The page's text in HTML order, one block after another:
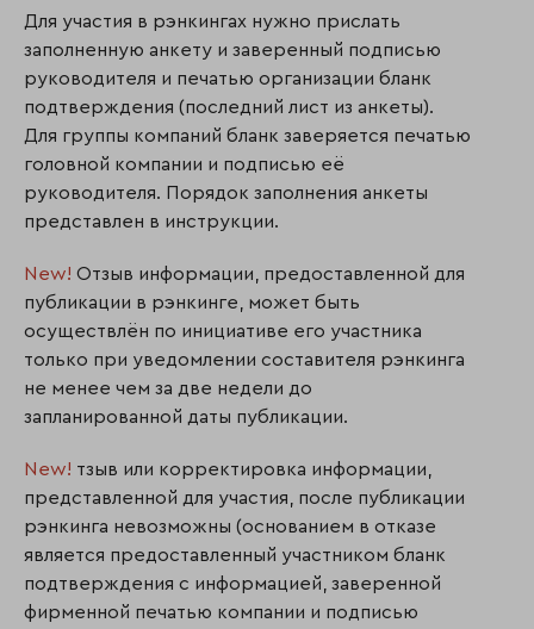
Для участия в рэнкингах нужно прислать
заполненную анкету и заверенный подписью
руководителя и печатью организации бланк
подтверждения (последний лист из анкеты).
Для группы компаний бланк заверяется печатью
головной компании и подписью её
руководителя. Порядок заполнения анкеты
представлен в инструкции.
New! Отзыв информации, предоставленной для
публикации в рэнкинге, может быть
осуществлён по инициативе его участника
только при уведомлении составителя рэнкинга
не менее чем за две недели до
запланированной даты публикации.
New! тзыв или корректировка информации,
представленной для участия, после публикации
рэнкинга невозможны (основанием в отказе
является предоставленный участником бланк
подтверждения с информацией, заверенной
фирменной печатью компании и подписью